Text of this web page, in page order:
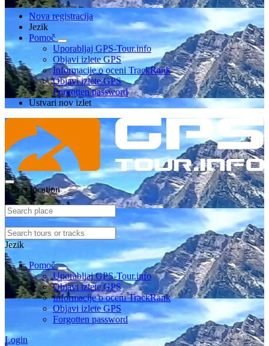
Nova registracija
Jezik
Pomoč
Uporabljaj GPS-Tour.info
Objavi izlete GPS
Informacije o oceni TrackRank
Objavi izlete GPS
Forgotten password
Ustvari nov izlet
Select location
Jezik
Pomoč
Uporabljaj GPS-Tour.info
Objavi izlete GPS
Informacije o oceni TrackRank
Objavi izlete GPS
Forgotten password
Login